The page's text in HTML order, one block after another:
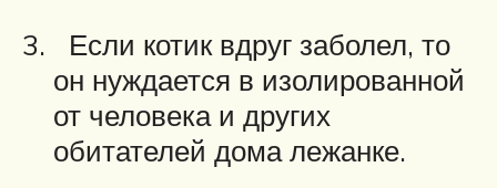
Если котик вдруг заболел, то
он нуждается в изолированной
от человека и других
обитателей дома лежанке.